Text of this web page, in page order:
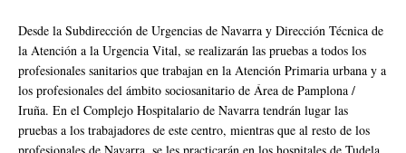
Desde la Subdirección de Urgencias de Navarra y Dirección Técnica de
la Atención a la Urgencia Vital, se realizarán las pruebas a todos los
profesionales sanitarios que trabajan en la Atención Primaria urbana y a
los profesionales del ámbito sociosanitario de Área de Pamplona /
Iruña. En el Complejo Hospitalario de Navarra tendrán lugar las
pruebas a los trabajadores de este centro, mientras que al resto de los
profesionales de Navarra, se les practicarán en los hospitales de Tudela